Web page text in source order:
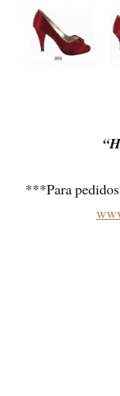
***Para pedidos